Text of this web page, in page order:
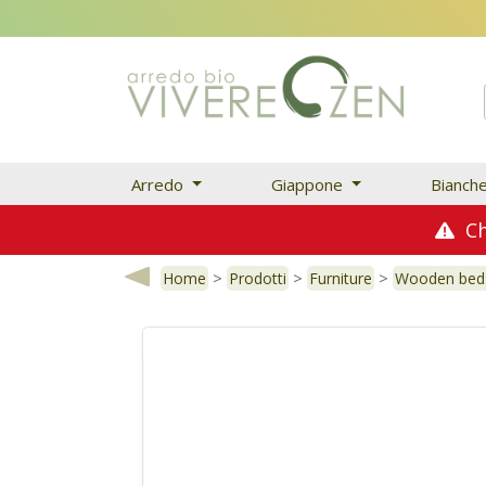
Arredo Giappone
Home > Prodotti > Furniture > Wooden